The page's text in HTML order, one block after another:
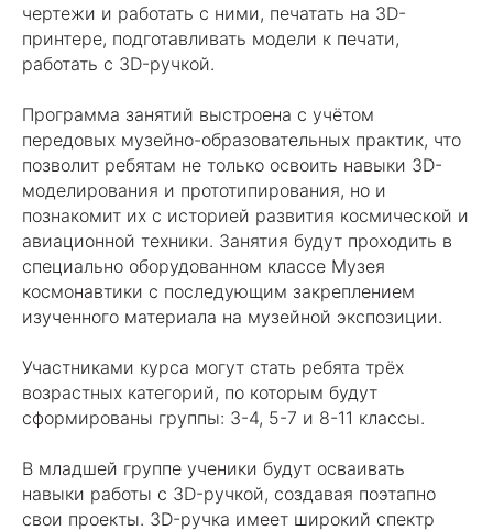
чертежи и работать с ними, печатать на 3D-
принтере, подготавливать модели к печати,
работать с 3D-ручкой.
Программа занятий выстроена с учётом
передовых музейно-образовательных практик, что
позволит ребятам не только освоить навыки 3D-
моделирования и прототипирования, но и
познакомит их с историей развития космической и
авиационной техники. Занятия будут проходить в
специально оборудованном классе Музея
космонавтики с последующим закреплением
изученного материала на музейной экспозиции.
Участниками курса могут стать ребята трёх
возрастных категорий, по которым будут
сформированы группы: 3-4, 5-7 и 8-11 классы.
В младшей группе ученики будут осваивать
навыки работы с 3D-ручкой, создавая поэтапно
свои проекты. 3D-ручка имеет широкий спектр